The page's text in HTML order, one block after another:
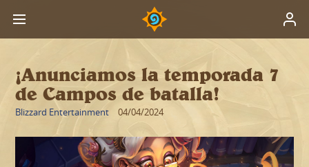
¡Anunciamos la temporada 7
de Campos de batalla!
Blizzard Entertainment 04/04/2024